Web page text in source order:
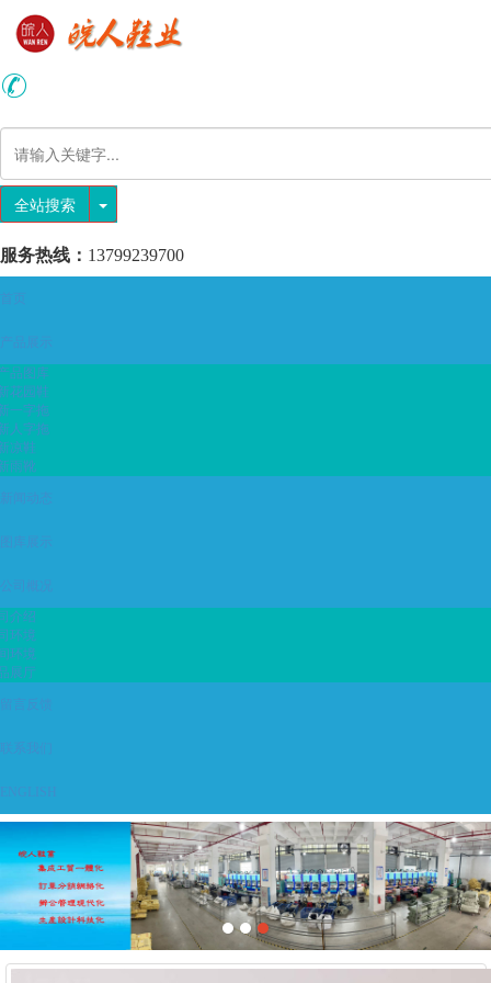
全站搜索
服务热线： 13799239700
首页
产品展示
品图库
花园鞋
一字拖
人字拖
凉鞋
雨靴
新闻动态
图库展示
公司概况
介绍
环境
环境
展厅
留言反馈
联系我们
ENGLISH